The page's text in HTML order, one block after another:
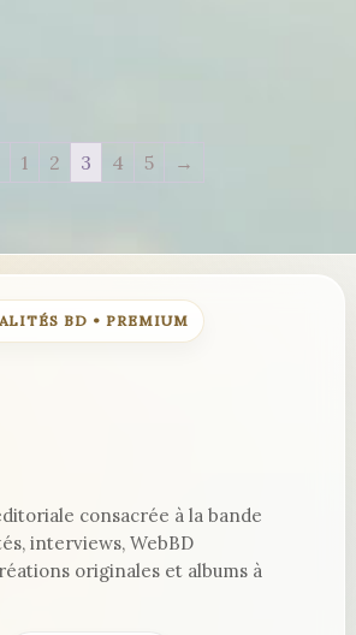
1 2 3 4 5 →
BD • PREMIUM
consacrée à la bande
interviews, WebBD
originales et albums à